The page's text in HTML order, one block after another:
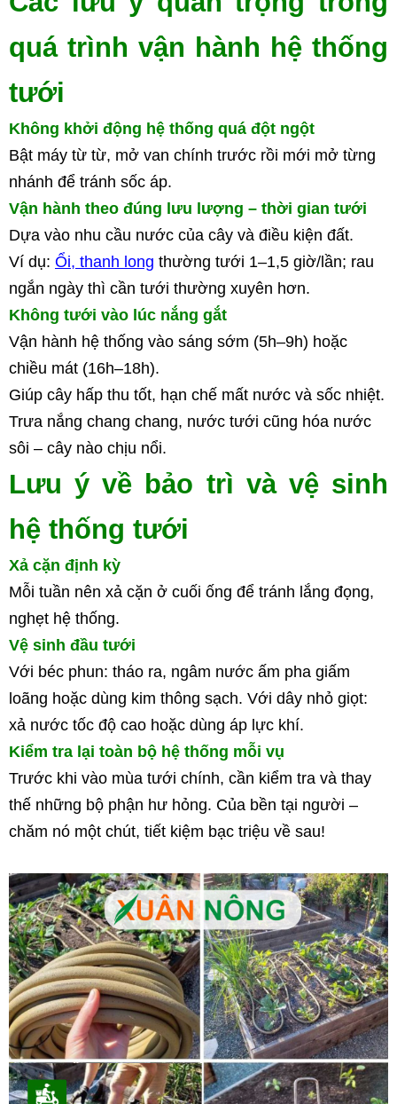
quá trình vận hành hệ thống
tưới
Không khởi động hệ thống quá đột ngột
Bật máy từ từ, mở van chính trước rồi mới mở từng
nhánh để tránh sốc áp.
Vận hành theo đúng lưu lượng – thời gian tưới
Dựa vào nhu cầu nước của cây và điều kiện đất.
Ví dụ: Ổi, thanh long thường tưới 1–1,5 giờ/lần; rau
ngắn ngày thì cần tưới thường xuyên hơn.
Không tưới vào lúc nắng gắt
Vận hành hệ thống vào sáng sớm (5h–9h) hoặc
chiều mát (16h–18h).
Giúp cây hấp thu tốt, hạn chế mất nước và sốc nhiệt.
Trưa nắng chang chang, nước tưới cũng hóa nước
sôi – cây nào chịu nổi.
Lưu ý về bảo trì và vệ sinh
hệ thống tưới
Xả cặn định kỳ
Mỗi tuần nên xả cặn ở cuối ống để tránh lắng đọng,
nghẹt hệ thống.
Vệ sinh đầu tưới
Với béc phun: tháo ra, ngâm nước ấm pha giấm
loãng hoặc dùng kim thông sạch. Với dây nhỏ giọt:
xả nước tốc độ cao hoặc dùng áp lực khí.
Kiểm tra lại toàn bộ hệ thống mỗi vụ
Trước khi vào mùa tưới chính, cần kiểm tra và thay
thế những bộ phận hư hỏng. Của bền tại người –
chăm nó một chút, tiết kiệm bạc triệu về sau!